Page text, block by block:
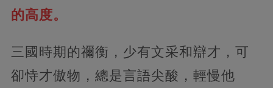
的高度。
三國時期的禰衡，少有文采和辯才，可
卻恃才傲物，總是言語尖酸，輕慢他